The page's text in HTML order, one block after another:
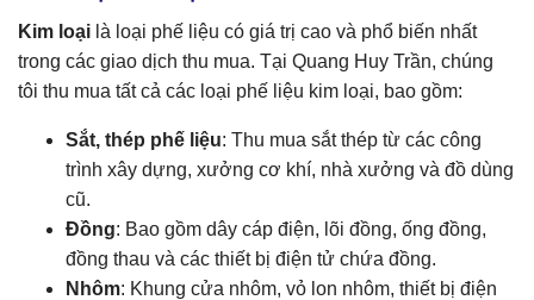
Kim loại là loại phế liệu có giá trị cao và phổ biến nhất
trong các giao dịch thu mua. Tại Quang Huy Trần, chúng
tôi thu mua tất cả các loại phế liệu kim loại, bao gồm:
Sắt, thép phế liệu: Thu mua sắt thép từ các công
trình xây dựng, xưởng cơ khí, nhà xưởng và đồ dùng
cũ.
Đồng: Bao gồm dây cáp điện, lõi đồng, ống đồng,
đồng thau và các thiết bị điện tử chứa đồng.
Nhôm: Khung cửa nhôm, vỏ lon nhôm, thiết bị điện